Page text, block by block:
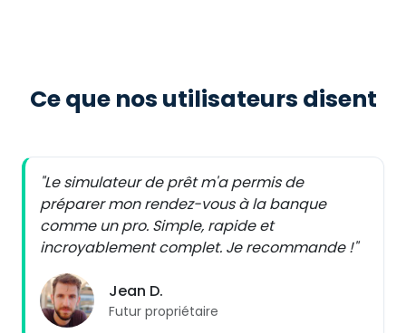
Ce que nos utilisateurs disent
"Le simulateur de prêt m'a permis de
préparer mon rendez-vous à la banque
comme un pro. Simple, rapide et
incroyablement complet. Je recommande !"
Jean D.
Futur propriétaire